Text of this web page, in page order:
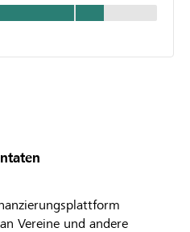
Vereine und andere